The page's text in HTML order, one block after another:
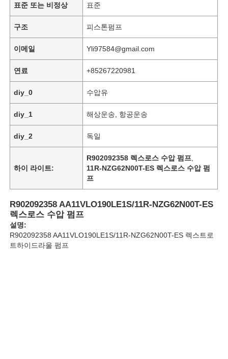
제품
표준 또는 비정상 표준
구조 피스톤펌프
이메일 Yli97584@gmail.com
연료 +85267220981
diy_0 수압유
diy_1 해상운송, 항공운송
diy_2 독일
하이 라이트:
R902092358 렉스로스 수압 펌프
11R-NZG62N00T-ES 렉스로스 수압 펌
프
R902092358 AA11VLO190LE1S/11R-NZG62N00T-ES
렉스로스 수압 펌프
설명:
R902092358 AA11VLO190LE1S/11R-NZG62N00T-ES 렉스트로
트하이드라울 펌프